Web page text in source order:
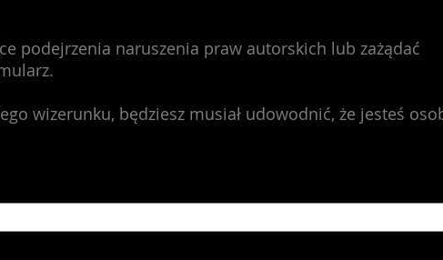
podejrzenia naruszenia praw autorskich lub zażądać
wizerunku, będziesz musiał udowodnić, że jesteś